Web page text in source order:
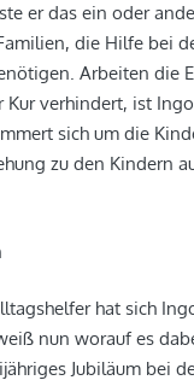
er das ein oder
die Hilfe bei
Arbeiten die
verhindert, ist
sich um die
zu den Kindern
hat sich
nun worauf es
Jubiläum bei